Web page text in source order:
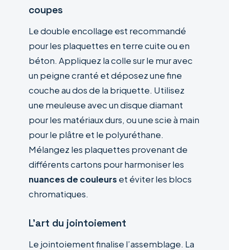
coupes
Le double encollage est recommandé
pour les plaquettes en terre cuite ou en
béton. Appliquez la colle sur le mur avec
un peigne cranté et déposez une fine
couche au dos de la briquette. Utilisez
une meuleuse avec un disque diamant
pour les matériaux durs, ou une scie à main
pour le plâtre et le polyuréthane.
Mélangez les plaquettes provenant de
différents cartons pour harmoniser les
nuances de couleurs et éviter les blocs
chromatiques.
L’art du jointoiement
Le jointoiement finalise l’assemblage. La